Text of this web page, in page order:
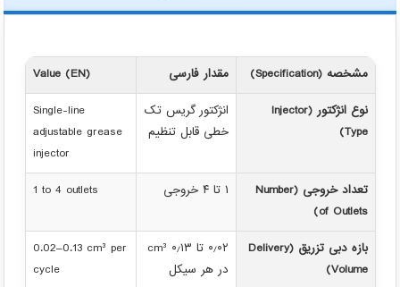
مشخصه (Specification) مقدار فارسی
Value (EN)
نوع انژکتور (Injector
Type)
انژکتور گریس تک
خطی قابل تنظیم
Single-line
adjustable grease
injector
تعداد خروجی (Number
of Outlets)
۱ تا ۴ خروجی 1 to 4 outlets
بازه دبی تزریق (Delivery
Volume)
۰٫۰۲ تا ۰٫۱۳ cm³
در هر سیکل
0.02–0.13 cm³ per
cycle